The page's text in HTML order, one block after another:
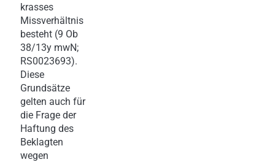
krasses
Missverhältnis
besteht (9 Ob
38/13y mwN;
RS0023693).
Diese
Grundsätze
gelten auch für
die Frage der
Haftung des
Beklagten
wegen